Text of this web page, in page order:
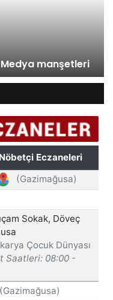
Gıynık Medya